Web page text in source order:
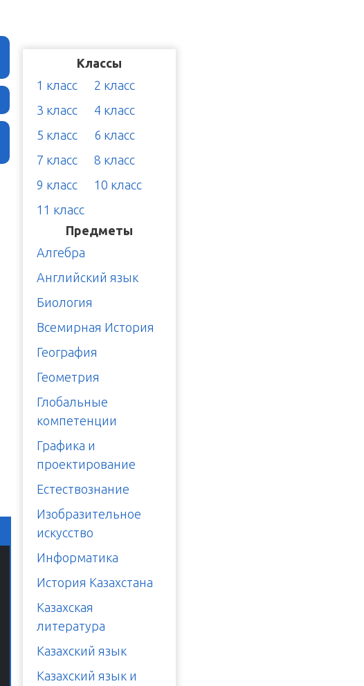
Классы
1 класс
2 класс
3 класс
4 класс
5 класс
6 класс
7 класс
8 класс
9 класс
10 класс
11 класс
Предметы
Алгебра
Английский язык
Биология
Всемирная История
География
Геометрия
Глобальные
компетенции
Графика и
проектирование
Естествознание
Изобразительное
искусство
Информатика
История Казахстана
Казахская
литература
Казахский язык
Казахский язык и